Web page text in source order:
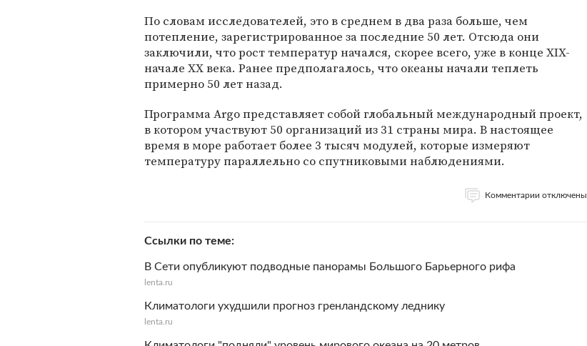
По словам исследователей, это в среднем в два раза больше, чем
потепление, зарегистрированное за последние 50 лет. Отсюда они
заключили, что рост температур начался, скорее всего, уже в конце XIX-
начале XX века. Ранее предполагалось, что океаны начали теплеть
примерно 50 лет назад.
Программа Argo представляет собой глобальный международный проект,
в котором участвуют 50 организаций из 31 страны мира. В настоящее
время в море работает более 3 тысяч модулей, которые измеряют
температуру параллельно со спутниковыми наблюдениями.
Комментарии отключены
Ссылки по теме
В Сети опубликуют подводные панорамы Большого Барьерного рифа
lenta.ru
Климатологи ухудшили прогноз гренландскому леднику
lenta.ru